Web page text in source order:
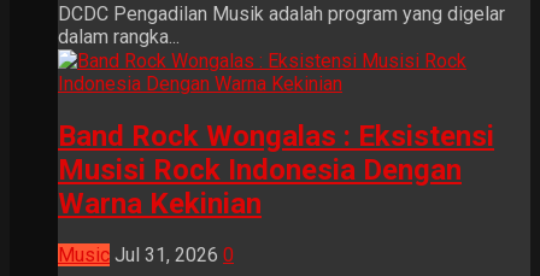
DCDC Pengadilan Musik adalah program yang digelar
dalam rangka...
Band Rock Wongalas : Eksistensi
Musisi Rock Indonesia Dengan
Warna Kekinian
Music Jul 31, 2026 0